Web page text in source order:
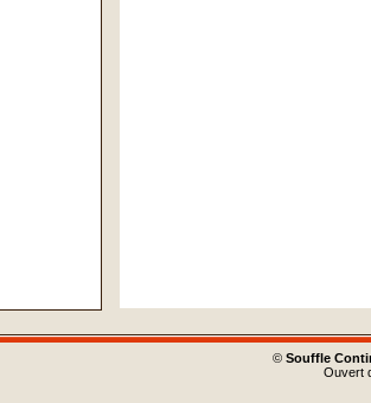
© Souffle
Ouvert